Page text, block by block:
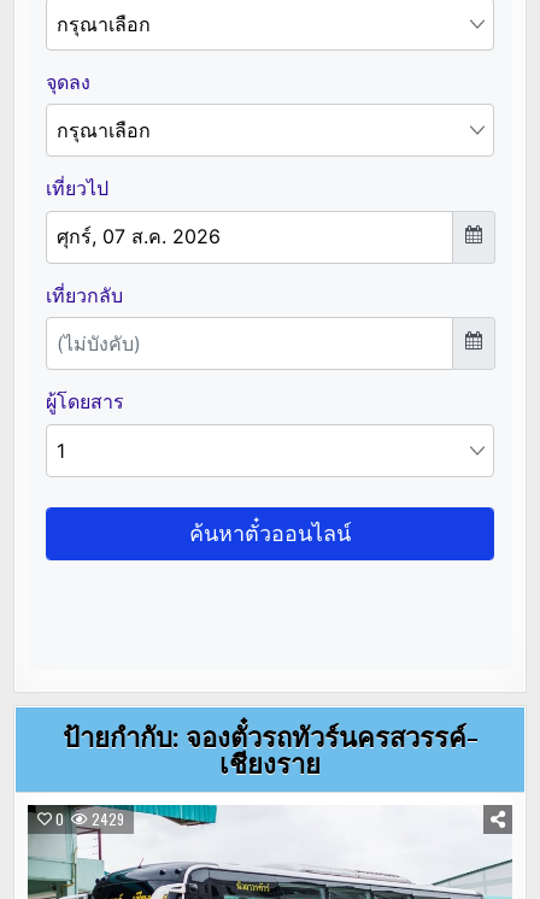
ป้ายกำกับ: จองตั๋วรถทัวร์นครสวรรค์-
เชียงราย
0 2429